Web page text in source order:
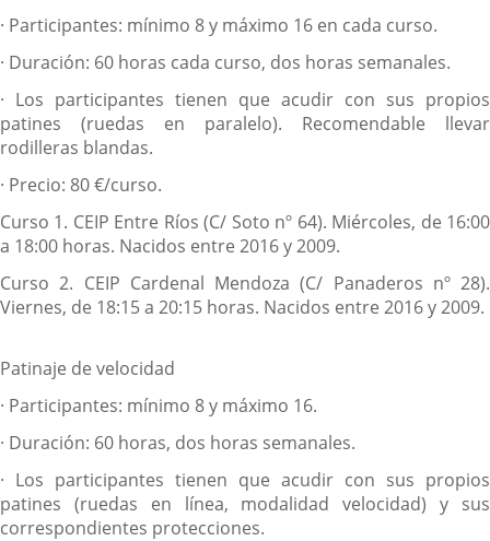
· Participantes: mínimo 8 y máximo 16 en cada curso.
· Duración: 60 horas cada curso, dos horas semanales.
· Los participantes tienen que acudir con sus propios
patines (ruedas en paralelo). Recomendable llevar
rodilleras blandas.
· Precio: 80 €/curso.
Curso 1. CEIP Entre Ríos (C/ Soto nº 64). Miércoles, de 16:00
a 18:00 horas. Nacidos entre 2016 y 2009.
Curso 2. CEIP Cardenal Mendoza (C/ Panaderos nº 28).
Viernes, de 18:15 a 20:15 horas. Nacidos entre 2016 y 2009.
Patinaje de velocidad
· Participantes: mínimo 8 y máximo 16.
· Duración: 60 horas, dos horas semanales.
· Los participantes tienen que acudir con sus propios
patines (ruedas en línea, modalidad velocidad) y sus
correspondientes protecciones.